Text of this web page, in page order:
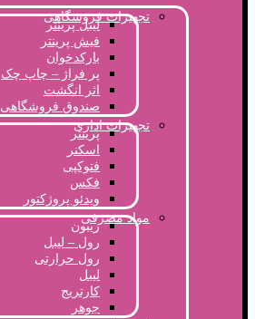
تجهیزات فروشگاهی
لیبل پرینتر
فیش پرینتر
بارکدخوان
پر فراژ – چاپ چک
اثر انگشت
صندوق فروشگاهی
تجهیزات اداری
پرینتر
اسکنر
فتوکپی
فکس
ویدئو پروژکتور
مواد مصرفی
ریبون
رول – لیبل
رول حرارتی
لیبل
کارتریج
جوهر